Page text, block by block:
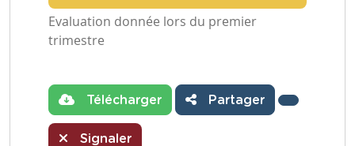
Evaluation donnée lors du premier
trimestre
Télécharger Partager
Signaler